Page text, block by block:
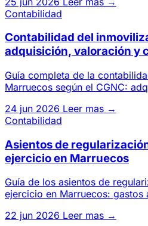
Contabilidad
Contabilidad del
adquisición, valoración y
Guía completa de la
Marruecos según el CGNC:
24 jun 2026 Leer mas →
Contabilidad
Asientos de
ejercicio en Marruecos
Guía de los asientos de
ejercicio en Marruecos: gastos
22 jun 2026 Leer mas →